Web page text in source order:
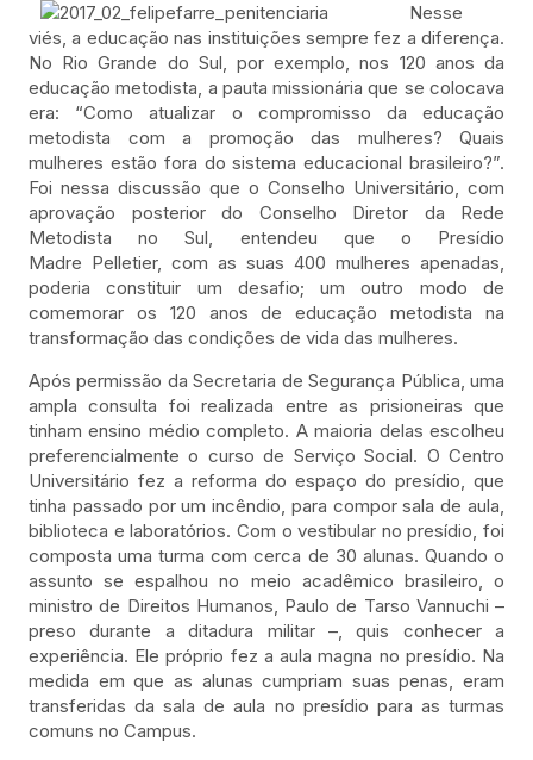
Nesse
viés, a educação nas instituições sempre fez a diferença.
No Rio Grande do Sul, por exemplo, nos 120 anos da
educação metodista, a pauta missionária que se colocava
era: “Como atualizar o compromisso da educação
metodista com a promoção das mulheres? Quais
mulheres estão fora do sistema educacional brasileiro?”.
Foi nessa discussão que o Conselho Universitário, com
aprovação posterior do Conselho Diretor da Rede
Metodista no Sul, entendeu que o Presídio
Madre Pelletier, com as suas 400 mulheres apenadas,
poderia constituir um desafio; um outro modo de
comemorar os 120 anos de educação metodista na
transformação das condições de vida das mulheres.
Após permissão da Secretaria de Segurança Pública, uma
ampla consulta foi realizada entre as prisioneiras que
tinham ensino médio completo. A maioria delas escolheu
preferencialmente o curso de Serviço Social. O Centro
Universitário fez a reforma do espaço do presídio, que
tinha passado por um incêndio, para compor sala de aula,
biblioteca e laboratórios. Com o vestibular no presídio, foi
composta uma turma com cerca de 30 alunas. Quando o
assunto se espalhou no meio acadêmico brasileiro, o
ministro de Direitos Humanos, Paulo de Tarso Vannuchi –
preso durante a ditadura militar –, quis conhecer a
experiência. Ele próprio fez a aula magna no presídio. Na
medida em que as alunas cumpriam suas penas, eram
transferidas da sala de aula no presídio para as turmas
comuns no Campus.